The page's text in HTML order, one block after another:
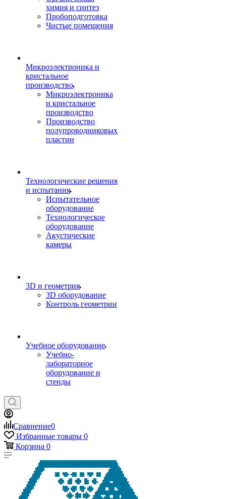
химия и синтез
Пробоподготовка
Чистые помещения
Микроэлектроника и
кристальное
производство
Микроэлектроника
и кристальное
производство
Производство
полупроводниковых
пластин
Технологические решения
и испытания
Испытательное
оборудование
Технологическое
оборудование
Акустические
камеры
3D и геометрия
3D оборудование
Контроль геометрии
Учебное оборудование
Учебно-
лабораторное
оборудование и
стенды
Сравнение0
Избранные товары 0
Корзина 0